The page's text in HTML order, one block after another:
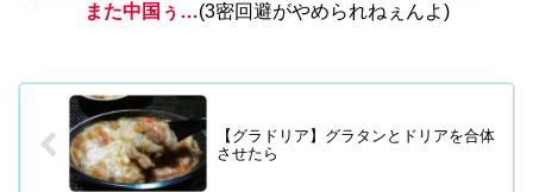
また中国ぅ…(3密回避がやめられねぇんよ)
【グラドリア】グラタンとドリアを合体
させたら